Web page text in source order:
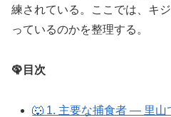
練されている。ここでは、キ
っているのかを整理する。
🦚目次
🐺 1. 主要な捕食者 ― 里山